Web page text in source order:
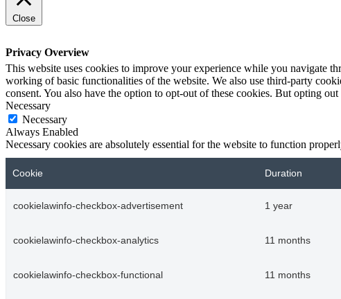
Close
Privacy Overview
This website uses cookies to improve your experience while you navigate
working of basic functionalities of the website. We also use third-party
consent. You also have the option to opt-out of these cookies. But opting
Necessary
Necessary
Always Enabled
Necessary cookies are absolutely essential for the website to function
Cookie Duration
cookielawinfo-checkbox-advertisement 1 year
cookielawinfo-checkbox-analytics 11 months
cookielawinfo-checkbox-functional 11 months